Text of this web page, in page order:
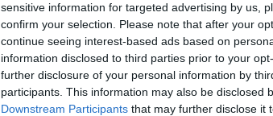
sensitive information for targeted advertising by us,
confirm your selection. Please note that after your
continue seeing interest-based ads based on
information disclosed to third parties prior to your
further disclosure of your personal information by
participants. This information may also be disclosed
Downstream Participants that may further disclose it